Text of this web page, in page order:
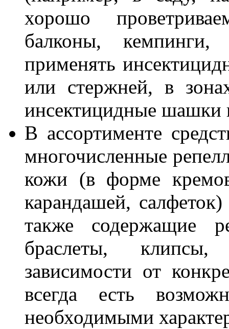
хорошо
балконы,
применять
или стержней, в
инсектицидные шашки
В ассортименте
многочисленные
кожи (в форме
карандашей,
также содержащие
браслеты,
зависимости от
всегда есть
необходимыми